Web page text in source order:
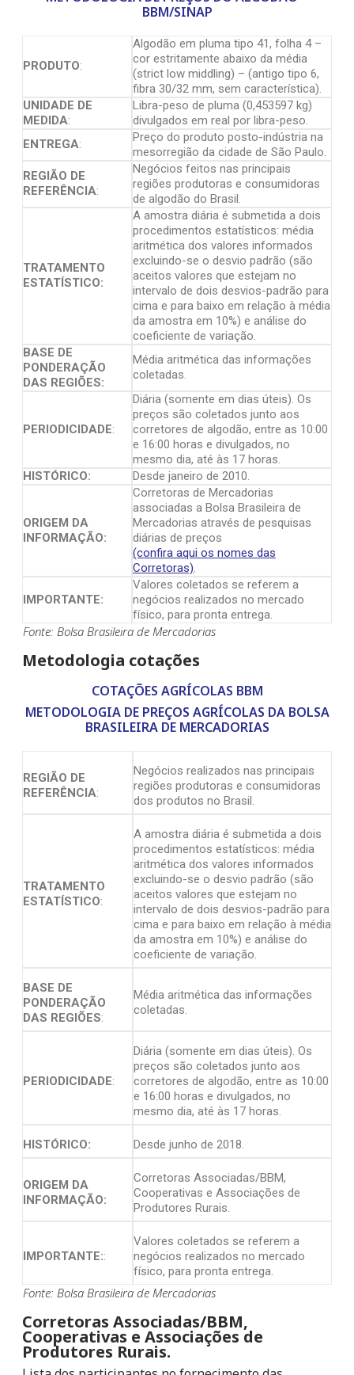
BBM/SINAP
PRODUTO:
Algodão em pluma tipo 41, folha 4 –
cor estritamente abaixo da média
(strict low middling) – (antigo tipo 6,
fibra 30/32 mm, sem característica).
UNIDADE DE
MEDIDA:
Libra-peso de pluma (0,453597 kg)
divulgados em real por libra-peso.
ENTREGA:
Preço do produto posto-indústria na
mesorregião da cidade de São Paulo.
REGIÃO DE
REFERÊNCIA:
Negócios feitos nas principais
regiões produtoras e consumidoras
de algodão do Brasil.
TRATAMENTO
ESTATÍSTICO:
A amostra diária é submetida a dois
procedimentos estatísticos: média
aritmética dos valores informados
excluindo-se o desvio padrão (são
aceitos valores que estejam no
intervalo de dois desvios-padrão para
cima e para baixo em relação à média
da amostra em 10%) e análise do
coeficiente de variação.
BASE DE
PONDERAÇÃO
DAS REGIÕES:
Média aritmética das informações
coletadas.
PERIODICIDADE:
Diária (somente em dias úteis). Os
preços são coletados junto aos
corretores de algodão, entre as 10:00
e 16:00 horas e divulgados, no
mesmo dia, até às 17 horas.
HISTÓRICO:
Desde janeiro de 2010.
ORIGEM DA
INFORMAÇÃO:
Corretoras de Mercadorias
associadas a Bolsa Brasileira de
Mercadorias através de pesquisas
diárias de preços
(confira aqui os nomes das
Corretoras).
IMPORTANTE:
Valores coletados se referem a
negócios realizados no mercado
físico, para pronta entrega.
Fonte: Bolsa Brasileira de Mercadorias
Metodologia cotações
COTAÇÕES AGRÍCOLAS BBM
METODOLOGIA DE PREÇOS AGRÍCOLAS DA BOLSA
BRASILEIRA DE MERCADORIAS
REGIÃO DE
REFERÊNCIA:
Negócios realizados nas principais
regiões produtoras e consumidoras
dos produtos no Brasil.
TRATAMENTO
ESTATÍSTICO:
A amostra diária é submetida a dois
procedimentos estatísticos: média
aritmética dos valores informados
excluindo-se o desvio padrão (são
aceitos valores que estejam no
intervalo de dois desvios-padrão para
cima e para baixo em relação à média
da amostra em 10%) e análise do
coeficiente de variação.
BASE DE
PONDERAÇÃO
DAS REGIÕES:
Média aritmética das informações
coletadas.
PERIODICIDADE:
Diária (somente em dias úteis). Os
preços são coletados junto aos
corretores de algodão, entre as 10:00
e 16:00 horas e divulgados, no
mesmo dia, até às 17 horas.
HISTÓRICO: Desde junho de 2018.
ORIGEM DA
INFORMAÇÃO:
Corretoras Associadas/BBM,
Cooperativas e Associações de
Produtores Rurais.
IMPORTANTE::
Valores coletados se referem a
negócios realizados no mercado
físico, para pronta entrega.
Fonte: Bolsa Brasileira de Mercadorias
Corretoras Associadas/BBM,
Cooperativas e Associações de
Produtores Rurais.